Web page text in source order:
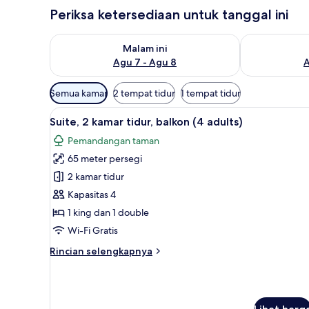
Periksa ketersediaan untuk tanggal ini
Malam ini
Agu 7 - Agu 8
Periksa ketersediaan untuk malam ini Agu 7 - Agu 8
Periksa
Filter
tersedia
untuk
kamar
Semua kamar 2 tempat tidur 1 tempat tidur
Lihat
semua
foto
untuk
Suite,
2
kamar
tidur,
(4
Minibar, brankas, tirai kedap
17
Suite, 2 kamar tidur, balkon (4 adults)
Pemandangan taman
65 meter persegi
2 kamar tidur
Kapasitas 4
1 king dan 1 double
Wi-Fi Gratis
Rincian selengkapnya
Rincian